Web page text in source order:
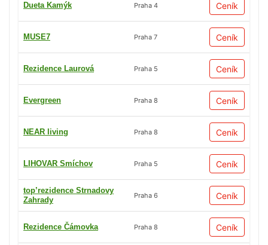
Dueta Kamýk Praha 4 Ceník
MUSE7 Praha 7 Ceník
Rezidence Laurová Praha 5 Ceník
Evergreen Praha 8 Ceník
NEAR living Praha 8 Ceník
LIHOVAR Smíchov Praha 5 Ceník
top’rezidence Strnadovy
Zahrady
Praha 6 Ceník
Rezidence Čámovka Praha 8 Ceník